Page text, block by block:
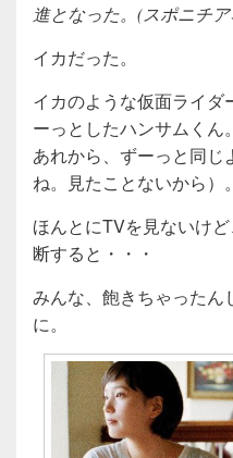
進となった。(スポニチ
イカだった。
イカのような仮面ライ
ーっとしたハンサムくん。
あれから、ずーっと同
ね。見たことないから）。
ほんとにTVを見ないけ
断すると・・・
みんな、飽きちゃったん
に。